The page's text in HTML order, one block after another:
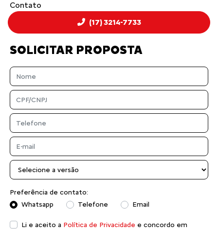
SOLICITAR PROPOSTA
Preferência de contato:
Whatsapp
Telefone Email
Li e aceito a Política de Privacidade e concordo em
Contato
(17) 3214-7733